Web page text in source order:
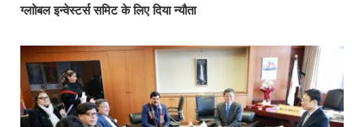
ग्लाोबल इन्वेस्टर्स समिट के लिए दिया न्यौता